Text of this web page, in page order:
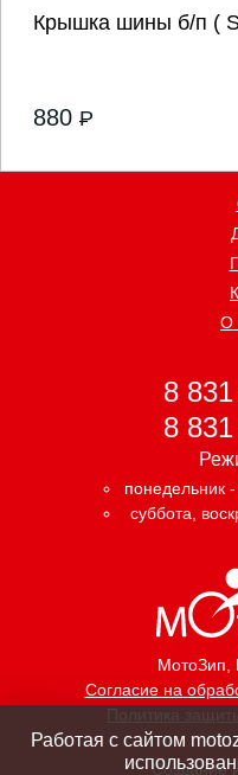
Крышка шины б/п (
880 P
МотоЗип,
Согласие на
Политика
О
8
8
понедельник
суббота,
Создание
Работая с сайтом